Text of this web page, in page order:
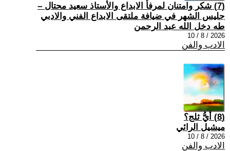
(7) شكر وامتنان لمرفأ الابداع والأستاذ سعيد محتال –
جليس الشهر في ضيافة ملتقى الابداع الفني والادبي
طه دخل الله عبد الرحمن
2026 / 8 / 10
الادب والفن
(8) أيُّ ثلج؟
ميشيل الرائي
2026 / 8 / 10
الادب والفن